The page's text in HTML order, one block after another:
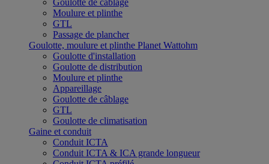
Goulotte de câblage
Moulure et plinthe
GTL
Passage de plancher
Goulotte, moulure et plinthe Planet Wattohm
Goulotte d'installation
Goulotte de distribution
Moulure et plinthe
Appareillage
Goulotte de câblage
GTL
Goulotte de climatisation
Gaine et conduit
Conduit ICTA
Conduit ICTA & ICA grande longueur